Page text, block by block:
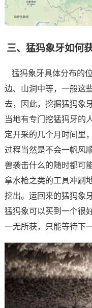
三、猛犸象
猛犸象牙具体分布的
边、山洞中等，一般这
去，因此，挖掘猛犸象
当地有专门挖猛犸牙的
定开采的几个月时间里
过程当然是不会一帆风
兽袭击什么的随时都可
拿水枪之类的工具冲刷
挖出。运回来的猛犸象
猛犸象可以买到一个很
一无所获，只能等待下